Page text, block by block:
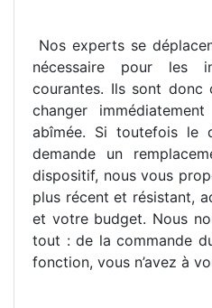
Nos experts se
nécessaire pour les
courantes. Ils sont donc
changer
abîmée. Si toutefois le
demande un
dispositif, nous vous
plus récent et résistant,
et votre budget. Nous
tout : de la commande
fonction, vous n’avez à